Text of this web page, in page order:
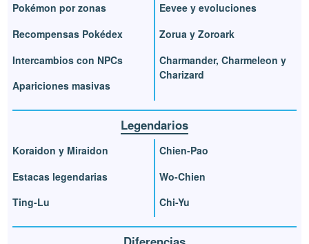
Pokémon por zonas
Recompensas Pokédex
Intercambios con NPCs
Apariciones masivas
Eevee y evoluciones
Zorua y Zoroark
Charmander, Charmeleon y
Charizard
Legendarios
Koraidon y Miraidon
Estacas legendarias
Ting-Lu
Chien-Pao
Wo-Chien
Chi-Yu